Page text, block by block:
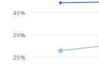
20%
30%
40%